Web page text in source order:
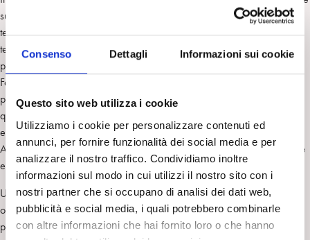
Consenso Dettagli Informazioni sui cookie
Questo sito web utilizza i cookie
Utilizziamo i cookie per personalizzare contenuti ed
annunci, per fornire funzionalità dei social media e per
analizzare il nostro traffico. Condividiamo inoltre
informazioni sul modo in cui utilizzi il nostro sito con i
nostri partner che si occupano di analisi dei dati web,
pubblicità e social media, i quali potrebbero combinarle
con altre informazioni che hai fornito loro o che hanno
sull’argomento per ridurre lo iato che separa spesso le formulazioni
teoriche sulla psicosi dalla comprensione clinica e dalle tecniche
terapeutiche che la sostengono. Motivo per cui la clinica è molto
presente.
Fondamentale è stata la scoperta che i funzionamenti psicotici sono
parte integrante di ogni psiche umana e che la differenza tra individui è
quantitativa e non qualitativa: sino a che punto essi consentono un
equilibrio psichico compatibile con una vita degna di essere vissuta.
Accanto alla messa a fuoco del rapporto esistente tra capacità cognitive
ed emotivo/immaginative.
Un superamento del modello psicopatologico per aderire ad uno
ontogenetico: la patologia considerata conseguenza – nei fisiologici
processi di sviluppo – del prevalere di rigidità ed incapacità di